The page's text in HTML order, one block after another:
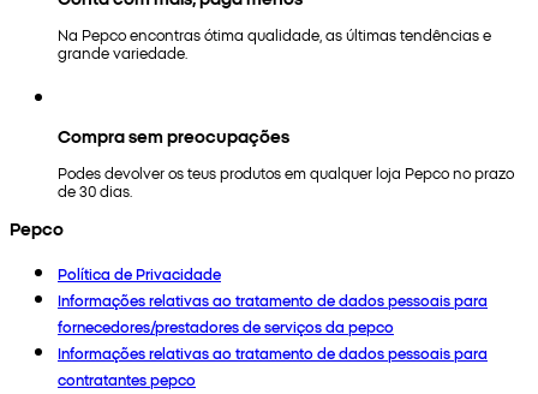
Na Pepco encontras ótima qualidade, as últimas tendências e
grande variedade.
Compra sem preocupações
Podes devolver os teus produtos em qualquer loja Pepco no prazo
de 30 dias.
Pepco
Política de Privacidade
Informações relativas ao tratamento de dados pessoais para
fornecedores/prestadores de serviços da pepco
Informações relativas ao tratamento de dados pessoais para
contratantes pepco